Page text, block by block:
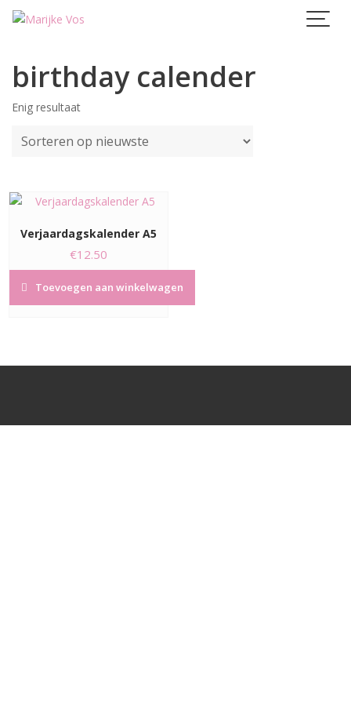
Skip
birthday calender
Enig resultaat
Verjaardagskalender A5
€12.50
Toevoegen aan winkelwagen